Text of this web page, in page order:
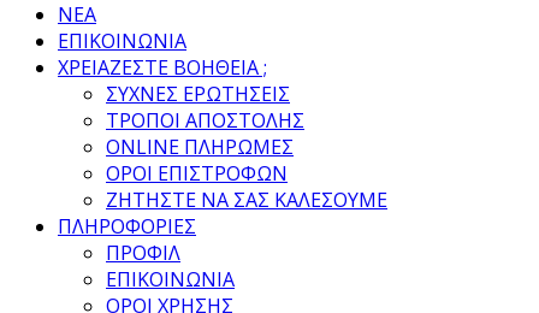
ΝΕΑ
ΕΠΙΚΟΙΝΩΝΙΑ
ΧΡΕΙΑΖΕΣΤΕ ΒΟΗΘΕΙΑ ;
ΣΥΧΝΕΣ ΕΡΩΤΗΣΕΙΣ
ΤΡΟΠΟΙ ΑΠΟΣΤΟΛΗΣ
ONLINE ΠΛΗΡΩΜΕΣ
ΟΡΟΙ ΕΠΙΣΤΡΟΦΩΝ
ΖΗΤΗΣΤΕ ΝΑ ΣΑΣ ΚΑΛΕΣΟΥΜΕ
ΠΛΗΡΟΦΟΡΙΕΣ
ΠΡΟΦΙΛ
ΕΠΙΚΟΙΝΩΝΙΑ
ΟΡΟΙ ΧΡΗΣΗΣ